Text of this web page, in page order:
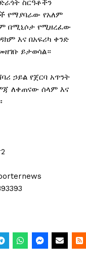
ስርዓቶችን
የማያባራው የአለም
በሚኒሶታ የሚዘረፈው
እና በአፍሪካ ቀንድ
ይታወሳል።
ኃይል የጀርባ አጥንት
ለቀጠናው ሰላም እና